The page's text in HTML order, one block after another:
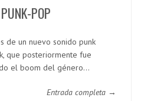
POP
de un nuevo sonido punk
que posteriormente fue
el boom del género…
Entrada completa →